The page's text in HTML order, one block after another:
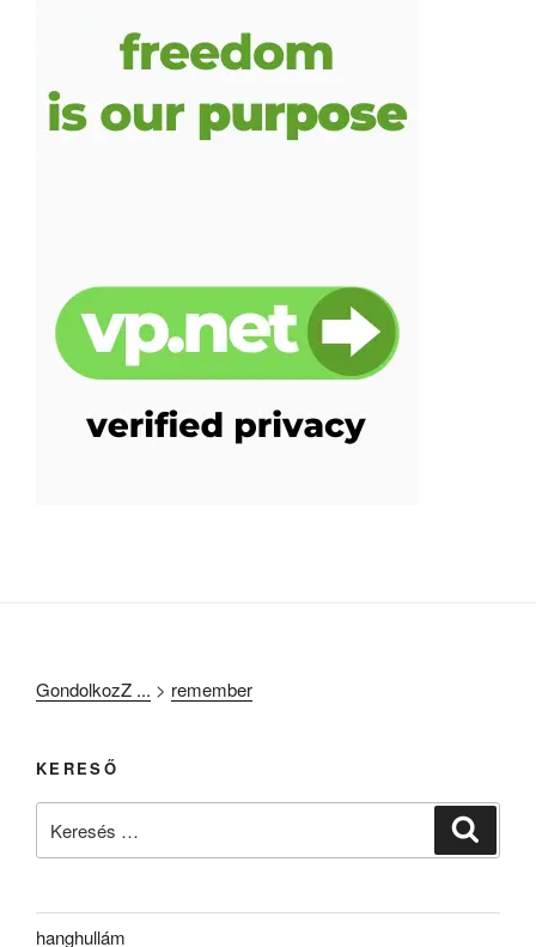
GondolkozZ ... > remember
KERESŐ
hanghullám